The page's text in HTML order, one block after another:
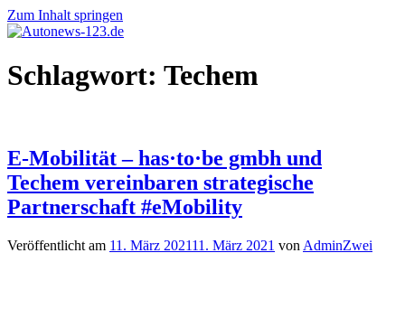
Zum Inhalt springen
Autonews-
123.de
Autonews
mit
Schlagwort: Techem
E-Mobilität – has·to·be gmbh und
Techem vereinbaren strategische
Partnerschaft #eMobility
Veröffentlicht am 11. März 202111. März 2021 von AdminZwei